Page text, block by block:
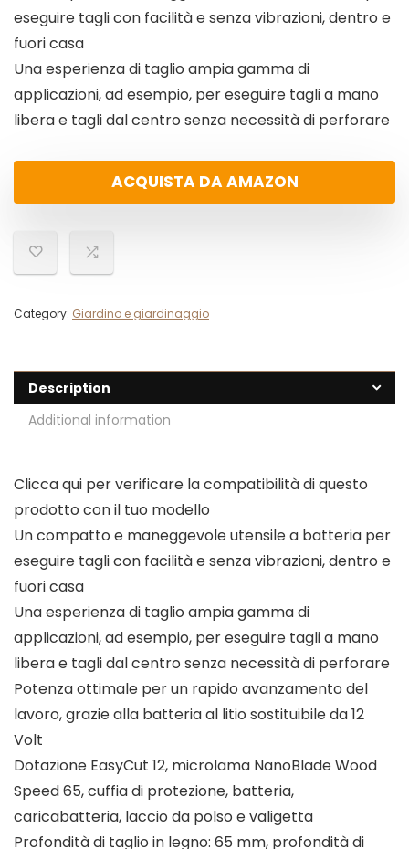
eseguire tagli con facilità e senza vibrazioni, dentro e
fuori casa
Una esperienza di taglio ampia gamma di
applicazioni, ad esempio, per eseguire tagli a mano
libera e tagli dal centro senza necessità di perforare
ACQUISTA DA AMAZON
Category: Giardino e giardinaggio
Description
Additional information
Clicca qui per verificare la compatibilità di questo
prodotto con il tuo modello
Un compatto e maneggevole utensile a batteria per
eseguire tagli con facilità e senza vibrazioni, dentro e
fuori casa
Una esperienza di taglio ampia gamma di
applicazioni, ad esempio, per eseguire tagli a mano
libera e tagli dal centro senza necessità di perforare
Potenza ottimale per un rapido avanzamento del
lavoro, grazie alla batteria al litio sostituibile da 12
Volt
Dotazione EasyCut 12, microlama NanoBlade Wood
Speed 65, cuffia di protezione, batteria,
caricabatteria, laccio da polso e valigetta
Profondità di taglio in legno: 65 mm, profondità di